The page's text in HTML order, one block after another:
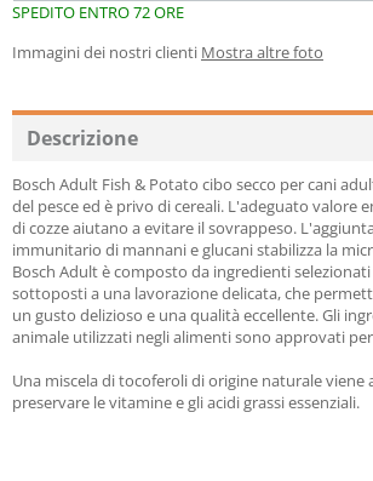
SPEDITO ENTRO 72 ORE
Immagini dei nostri clienti Mostra altre foto
Descrizione
Bosch Adult Fish & Potato cibo secco per cani
del pesce ed è privo di cereali. L'adeguato valore
di cozze aiutano a evitare il sovrappeso.
immunitario di mannani e glucani stabilizza la
Bosch Adult è composto da ingredienti
sottoposti a una lavorazione delicata, che
un gusto delizioso e una qualità eccellente. Gli
animale utilizzati negli alimenti sono approvati
Una miscela di tocoferoli di origine naturale viene
preservare le vitamine e gli acidi grassi essenziali.